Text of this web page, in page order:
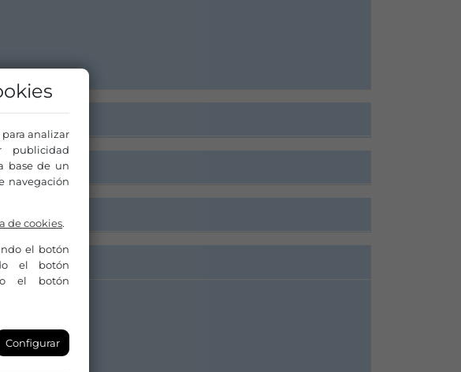
analizar
base de un
navegación
de cookies.
el botón
el botón
el botón
Configurar